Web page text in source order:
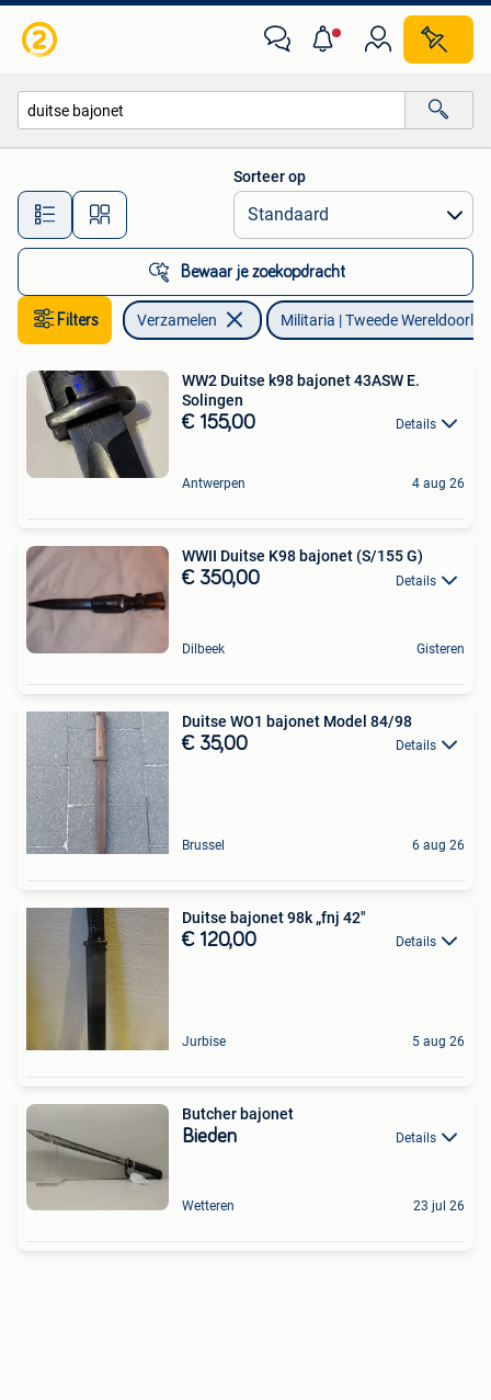
Alle afstanden…
Sorteer op
Bewaar je zoekopdracht
Filters Verzamelen Militaria | Tweede Wereldoorlog
WW2 Duitse k98 bajonet 43ASW E.
Solingen
€ 155,00 Details
Antwerpen 4 aug 26
WWII Duitse K98 bajonet (S/155 G)
€ 350,00 Details
Dilbeek Gisteren
Duitse WO1 bajonet Model 84/98
€ 35,00 Details
Brussel 6 aug 26
Duitse bajonet 98k „fnj 42"
€ 120,00 Details
Jurbise 5 aug 26
Butcher bajonet
Bieden Details
Wetteren 23 jul 26